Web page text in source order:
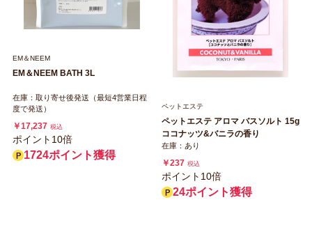
EM＆NEEM
EM＆NEEM BATH 3L
在庫：取り寄せ後発送（最短4営業日程
度で発送）
￥17,237 税込
ポイント10倍
1724ポイント獲得
ペットエステ
ペットエステ アロマ バスソルト 15g
ココナッツ&バニラの香り
在庫：あり
￥237 税込
ポイント10倍
24ポイント獲得